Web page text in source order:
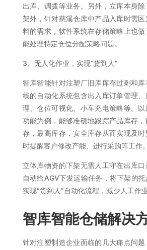
出库、调拨等业务。另外，立库本身
架外，针对慈溪仓库中产品入库时需
料的需求，软件系统在存储策略上也
能处理特定仓位分配策略问题。
3、无人化作业，实现“货到人”
智库智能针对注塑厂旧库库存过剩和
线的自动化系统包含出入库订单管理
理、仓位可视化、小车充电策略等。
功能为例，能够准确地跟踪产品库存
存，最高库存，安全库存从而实现及
时提醒客户修改产能、进行采购等工作。
立体库物资的下架无需人工守在出库
自动给AGV下发运输任务，将下架的托
实现“货到人”自动化流程，减少人工作
智库智能仓储解决
针对注塑制造企业面临的几大痛点问